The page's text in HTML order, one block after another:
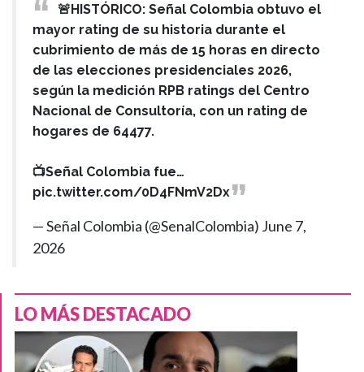
🚨HISTÓRICO: Señal Colombia obtuvo el
mayor rating de su historia durante el
cubrimiento de más de 15 horas en directo
de las elecciones presidenciales 2026,
según la medición RPB ratings del Centro
Nacional de Consultoría, con un rating de
hogares de 64477.
📺Señal Colombia fue…
pic.twitter.com/0D4FNmV2Dx
— Señal Colombia (@SenalColombia) June 7,
2026
LO MÁS DESTACADO